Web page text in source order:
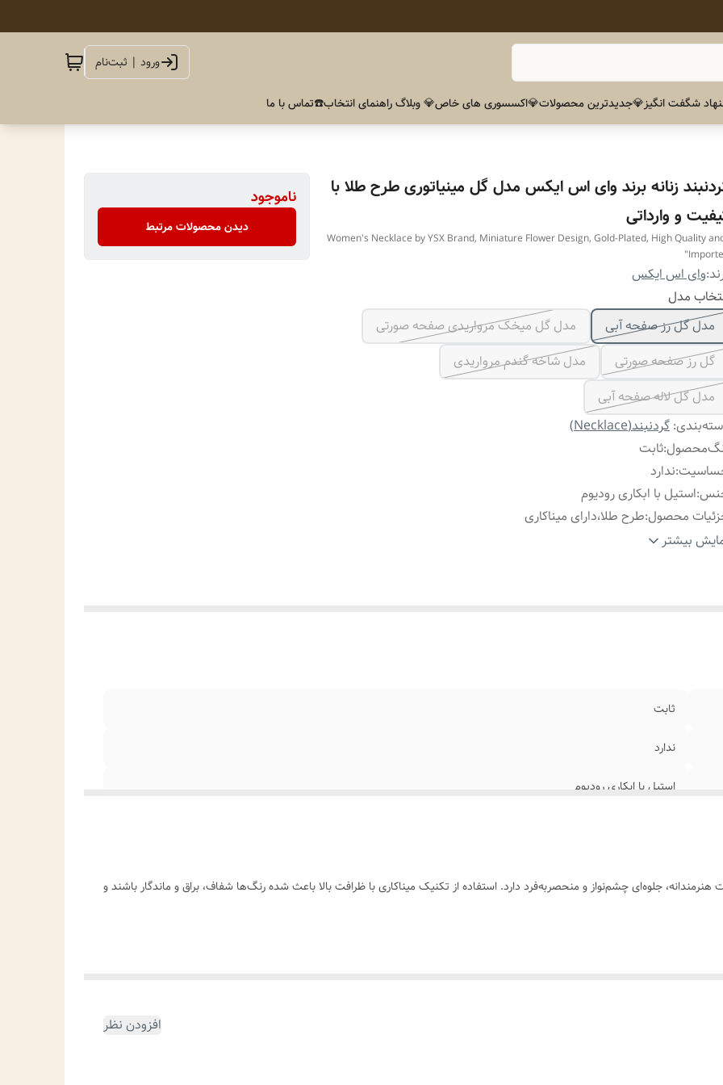
ورود | ثبت‌نام
شگفت انگیز💎جدیدترین محصولات💎اکسسوری های خاص💎 وبلاگ راهنمای انتخاب☎️تماس با ما
زنانه برند وای اس ایکس مدل گل مینیاتوری طرح طلا با
و وارداتی
"Women's Necklace by YSX Brand, Miniature Flower Design, Gold-Plated, High Quality
وای اس ایکس
مدل
مدل گل رز صفحه آبی
مدل گل میخک مرواریدی صفحه صورتی
گل رز صفحه صورتی
مدل شاخه گندم مرواریدی
مدل گل لاله صفحه آبی
: گردنبند(Necklace)
:ثابت
:ندارد
:استیل با ابکاری رودیوم
محصول:طرح طلا،دارای میناکاری
برای: خانمهابیشتر
ناموجود
دیدن محصولات مرتبط
ثابت
ندارد
استیل با ابکاری رودیوم
جلوه‌ای چشم‌نواز و منحصربه‌فرد دارد. استفاده از تکنیک مینا‌کاری با ظرافت بالا باعث شده رنگ‌ها شفاف، براق و ماندگار باشند و
افزودن نظر